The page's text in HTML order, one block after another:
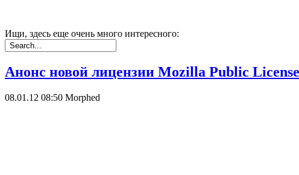
Ищи, здесь еще очень много интересного:
Анонс новой лицензии Mozilla Public
08.01.12 08:50 Morphed